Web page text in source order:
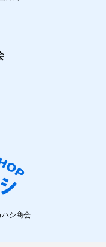
シ商会